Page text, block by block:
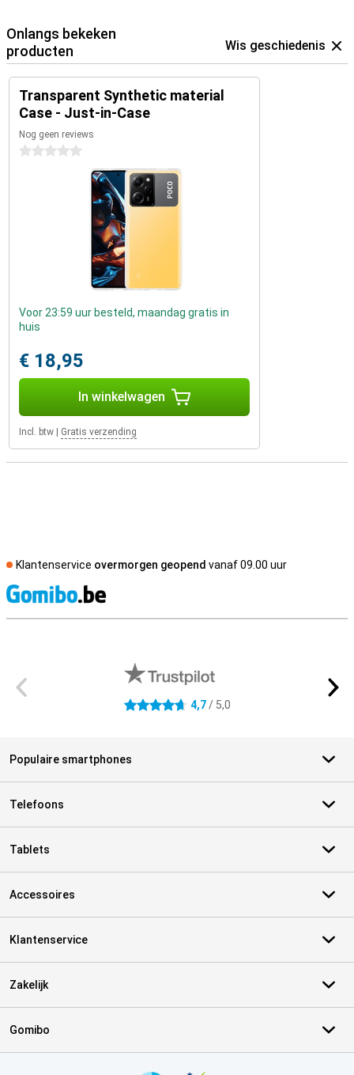
Onlangs bekeken
producten
Wis geschiedenis
Transparent Synthetic material
Case - Just-in-Case
Nog geen reviews
0 sterren
Voor 23:59 uur besteld, maandag gratis in
huis
€ 18,95
In winkelwagen
Incl. btw Gratis verzending
Klantenservice overmorgen geopend vanaf 09.00 uur
4.7 sterren 4,7/ 5,0
Populaire smartphones
Telefoons
Tablets
Accessoires
Klantenservice
Zakelijk
Gomibo